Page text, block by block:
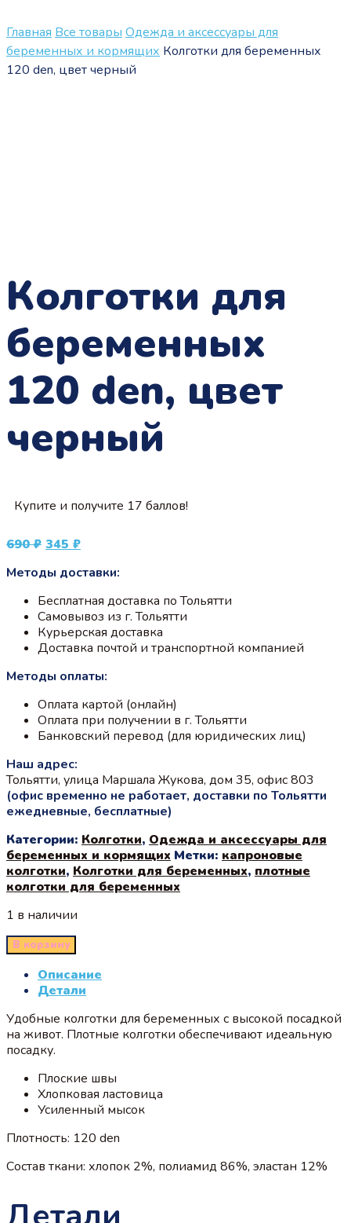
Главная Все товары Одежда и аксессуары для
беременных и кормящих Колготки для беременных
120 den, цвет черный
Колготки для
беременных
120 den, цвет
черный
Купите и получите 17 баллов!
690₽ Первоначальная
составляла
345 ₽Текущая
345 ₽.
Методы доставки:
Бесплатная доставка по Тольятти
Самовывоз из г. Тольятти
Курьерская доставка
Доставка почтой и транспортной компанией
Методы оплаты:
Оплата картой (онлайн)
Оплата при получении в г. Тольятти
Банковский перевод (для юридических лиц)
Наш адрес:
Тольятти, улица Маршала Жукова, дом 35, офис 803
(офис временно не работает, доставки по Тольятти
ежедневные, бесплатные)
Категории: Колготки, Одежда и аксессуары для
беременных и кормящих Метки: капроновые
колготки, Колготки для беременных, плотные
колготки для беременных
1 в наличии
В корзину
Описание
Детали
Удобные колготки для беременных с высокой посадкой
на живот. Плотные колготки обеспечивают идеальную
посадку.
Плоские швы
Хлопковая ластовица
Усиленный мысок
Плотность: 120 den
Состав ткани: хлопок 2%, полиамид 86%, эластан 12%